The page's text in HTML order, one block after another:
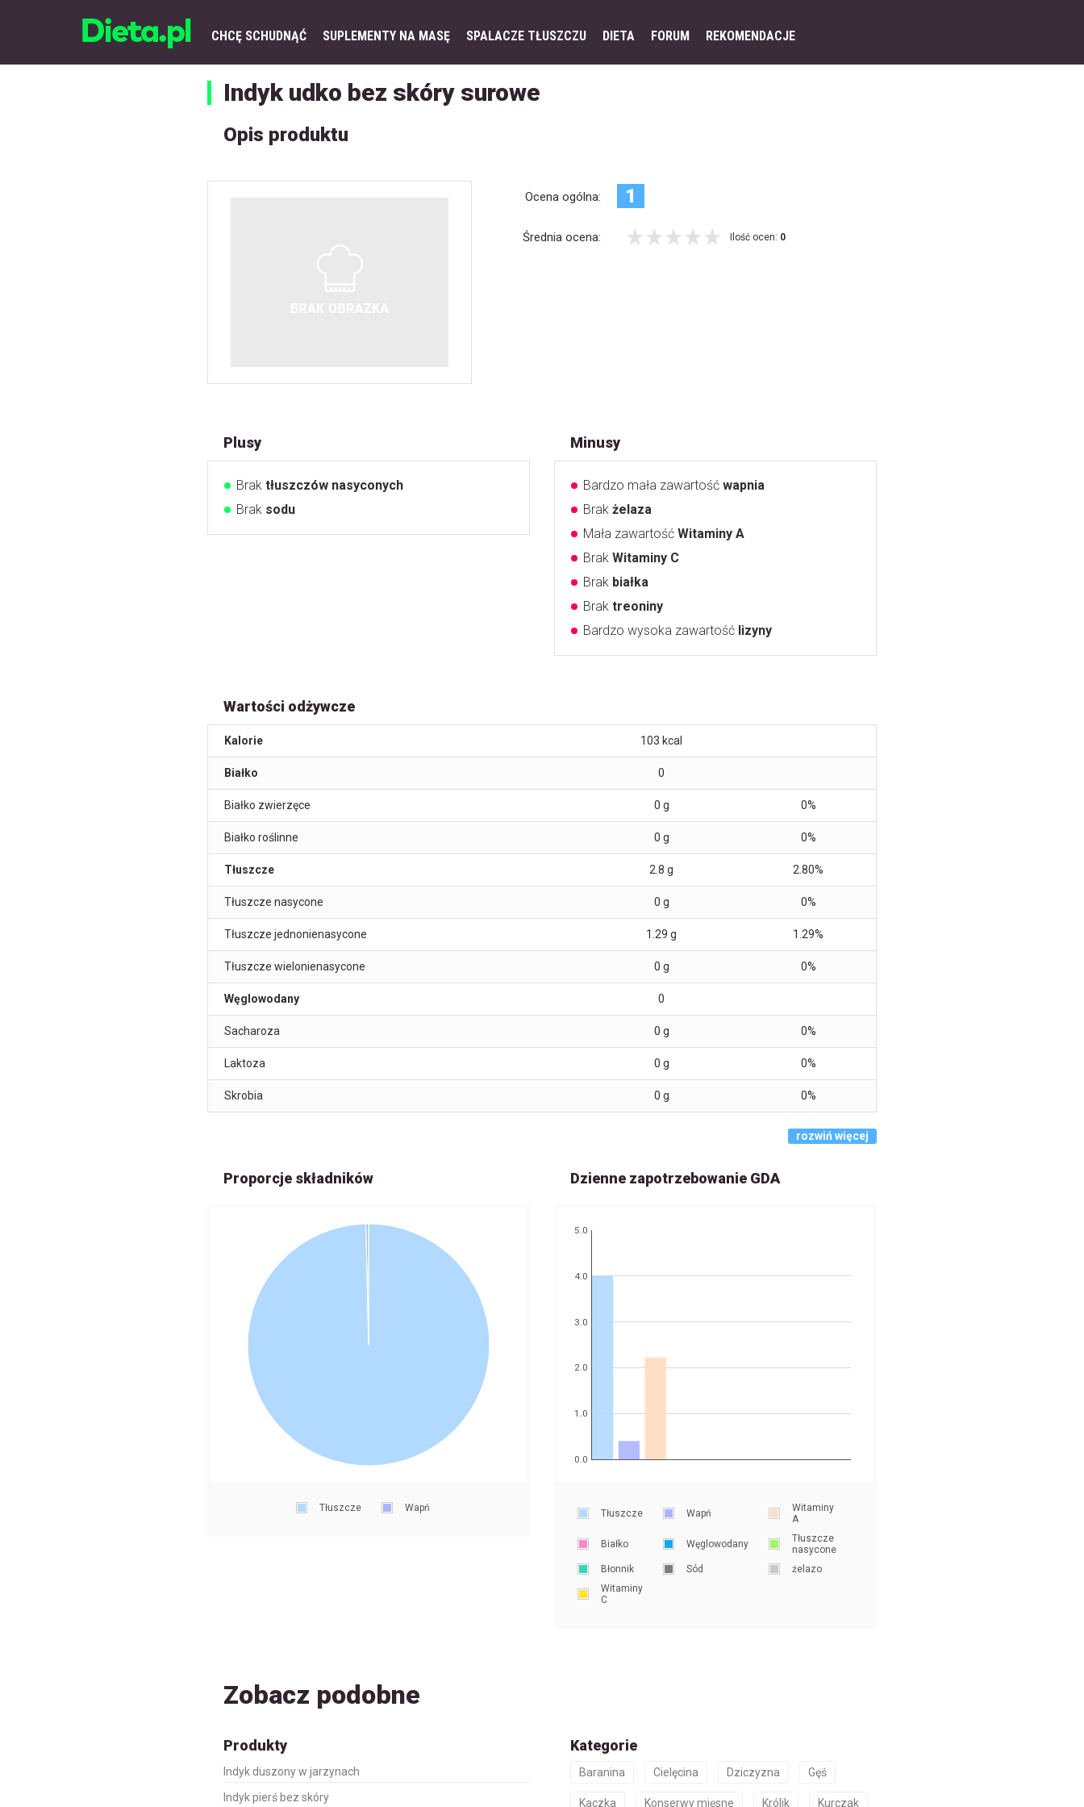
CHCĘ SCHUDNĄĆ SUPLEMENTY NA MASĘ SPALACZE TŁUSZCZU DIETA FORUM REKOMENDACJE
Indyk udko bez skóry surowe
Opis produktu
Ocena ogólna: 1
Średnia ocena: Ilość ocen: 0
Plusy
Brak tłuszczów nasyconych
Brak sodu
Minusy
Bardzo mała zawartość wapnia
Brak żelaza
Mała zawartość Witaminy A
Brak Witaminy C
Brak białka
Brak treoniny
Bardzo wysoka zawartość lizyny
Wartości odżywcze
Kalorie 103 kcal
Białko 0
Białko zwierzęce 0 g 0%
Białko roślinne 0 g 0%
Tłuszcze 2.8 g 2.80%
Tłuszcze nasycone 0 g 0%
Tłuszcze jednonienasycone 1.29 g 1.29%
Tłuszcze wielonienasycone 0 g 0%
Węglowodany 0
Sacharoza 0 g 0%
Laktoza 0 g 0%
Skrobia 0 g 0%
rozwiń więcej
Proporcje składników
Tłuszcze Wapń
Dzienne zapotrzebowanie GDA
0.0
1.0
2.0
3.0
4.0
5.0
Tłuszcze Wapń
Witaminy
A
Białko Węglowodany
Tłuszcze
nasycone
Błonnik
Sód
żelazo
Witaminy
C
Zobacz podobne
Produkty
Indyk duszony w jarzynach
Indyk pierś bez skóry
Kategorie
Baranina Cielęcina Dziczyzna Gęś
Kaczka Konserwy mięsne Królik Kurczak